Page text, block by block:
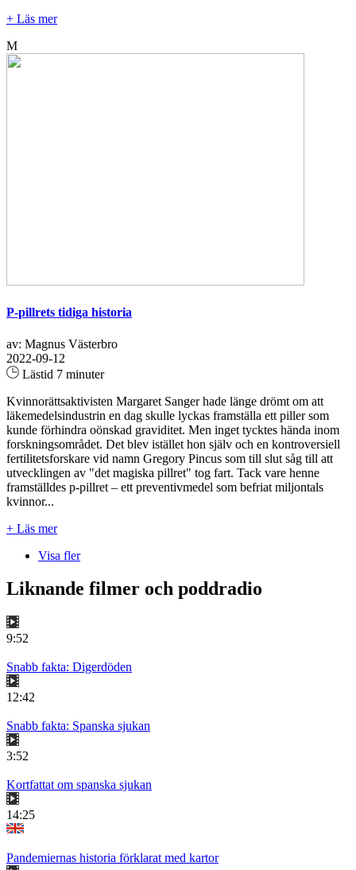
+ Läs mer
M
P-pillrets tidiga historia
av: Magnus Västerbro
2022-09-12
Lästid 7 minuter
Kvinnorättsaktivisten Margaret Sanger hade länge drömt om att
läkemedelsindustrin en dag skulle lyckas framställa ett piller som
kunde förhindra oönskad graviditet. Men inget tycktes hända inom
forskningsområdet. Det blev istället hon själv och en kontroversiell
fertilitetsforskare vid namn Gregory Pincus som till slut såg till att
utvecklingen av "det magiska pillret" tog fart. Tack vare henne
framställdes p-pillret – ett preventivmedel som befriat miljontals
kvinnor...
+ Läs mer
Visa fler
Liknande filmer och poddradio
9:52
Snabb fakta: Digerdöden
12:42
Snabb fakta: Spanska sjukan
3:52
Kortfattat om spanska sjukan
14:25
Pandemiernas historia förklarat med kartor